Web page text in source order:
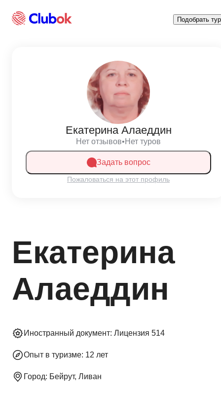
Подобрать тур
Екатерина Алаеддин
Нет отзывов•Нет туров
Задать вопрос
Пожаловаться на этот профиль
Екатерина
Алаеддин
Иностранный документ: Лицензия 514
Опыт в туризме: 12 лет
Город: Бейрут, Ливан